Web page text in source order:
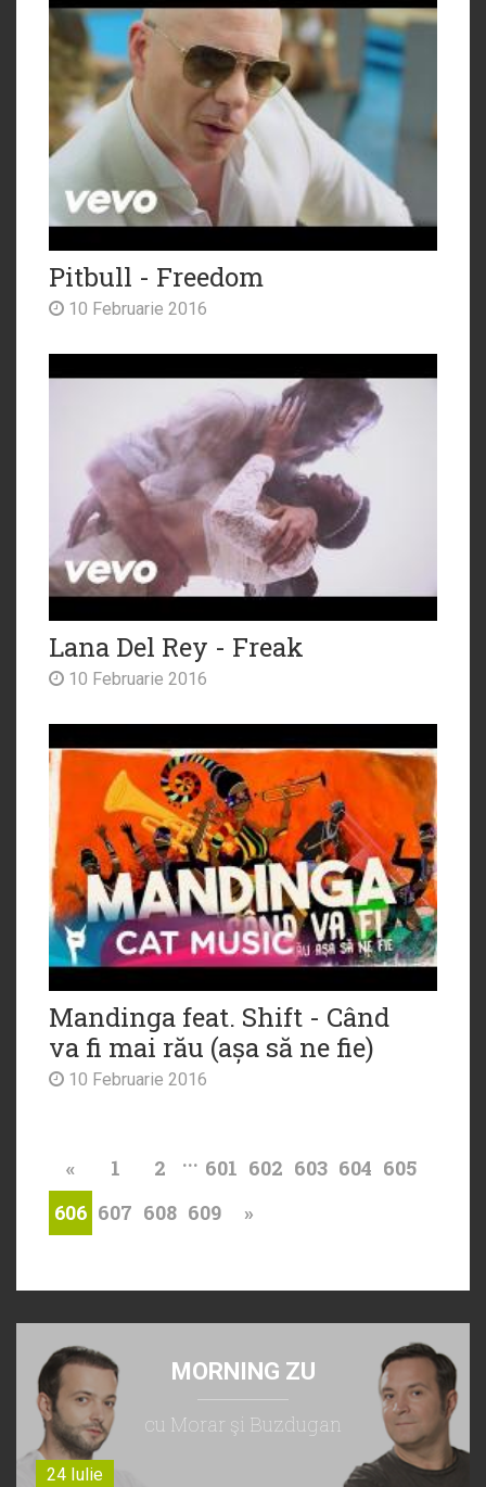
Pitbull - Freedom
10 Februarie 2016
Lana Del Rey - Freak
10 Februarie 2016
Mandinga feat. Shift - Când
va fi mai rău (așa să ne fie)
10 Februarie 2016
« 1 2 ... 601 602 603 604 605
606 607 608 609 »
MORNING ZU
cu Morar şi Buzdugan
24 Iulie